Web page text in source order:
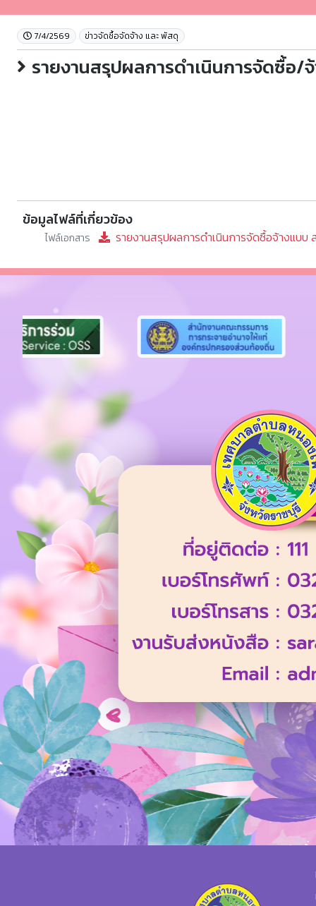
7/4/2569 ข่าวจัดชื้อจัดจ้าง และ พัสดุ
รายงานสรุปผลการดำเนินการจัดซื้อ/
ข้อมูลไฟล์ที่เกี่ยวข้อง
ไฟล์เอกสาร รายงานสรุปผลการดำเนินการจัดซื้อจ้างแบบ
Previous